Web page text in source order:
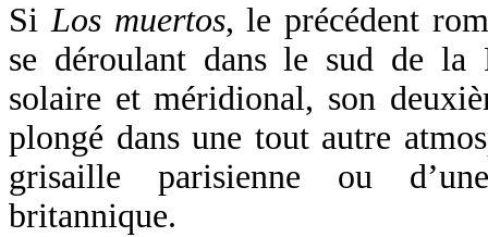
SiLos muertos, le précédent
se déroulant dans le sud de la
solaire et méridional, son
plongé dans une tout autre
grisaille parisienne ou
britannique.